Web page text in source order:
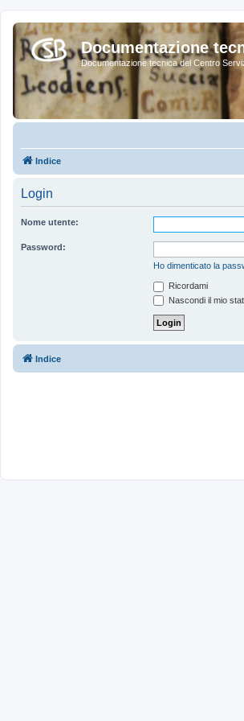
Documentazione
Documentazione tecnica del Centro
Indice
Login
Nome utente:
Password:
Ho dimenticato la
Ricordami
Nascondi il mio
Indice